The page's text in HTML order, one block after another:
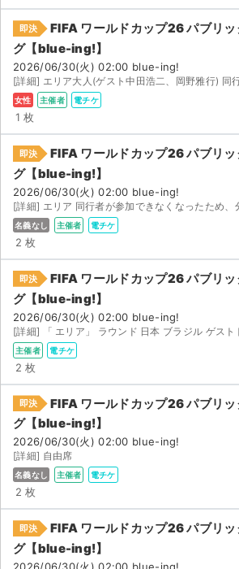
チケットジャムの取り組み
音楽情報
即決
FIFA ワールドカップ26 パブリ
グ【blue-ing!】
2026/06/30(火) 02:00 blue-ing!
女性 主催者 電チケ
1 枚
即決
FIFA ワールドカップ26 パブリ
グ【blue-ing!】
2026/06/30(火) 02:00 blue-ing!
[詳細] エリア 同行者が参加できなくなったため、
名義なし 主催者 電チケ
2 枚
即決
FIFA ワールドカップ26 パブリ
グ【blue-ing!】
2026/06/30(火) 02:00 blue-ing!
主催者 電チケ
2 枚
即決
FIFA ワールドカップ26 パブリ
グ【blue-ing!】
2026/06/30(火) 02:00 blue-ing!
[詳細] 自由席
名義なし 主催者 電チケ
2 枚
即決
FIFA ワールドカップ26 パブリ
グ【blue-ing!】